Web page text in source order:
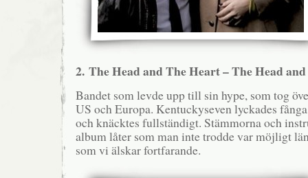
2. The Head and The Heart – The Head
Bandet som levde upp till sin hype, som tog
US och Europa. Kentuckyseven lyckades
och knäcktes fullständigt. Stämmorna och
album låter som man inte trodde var möjligt
som vi älskar fortfarande.